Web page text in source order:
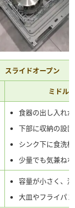
スライドオープン
ミドル
食器の出し入れ
下部に収納の設
シンク下に食洗
少量でも気兼ね
容量が小さく、
大皿やフライパ